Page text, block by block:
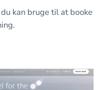
kan bruge til at booke